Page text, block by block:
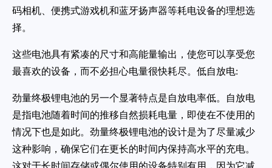
码相机、便携式游戏机和蓝牙扬声器等耗电设备的理想选
择。
这些电池具有紧凑的尺寸和高能量输出，使您可以享受您
最喜欢的设备，而不必担心电量很快耗尽。低自放电:
劲量终极锂电池的另一个显著特点是自放电率低。自放电
是指电池随着时间的推移自然损耗电量，即使在不使用的
情况下也是如此。劲量终极锂电池的设计是为了尽量减少
这种影响，确保它们在更长的时间内保持高水平的充电。
这对于长时间存储或偶尔使用的设备特别有用，因为它减